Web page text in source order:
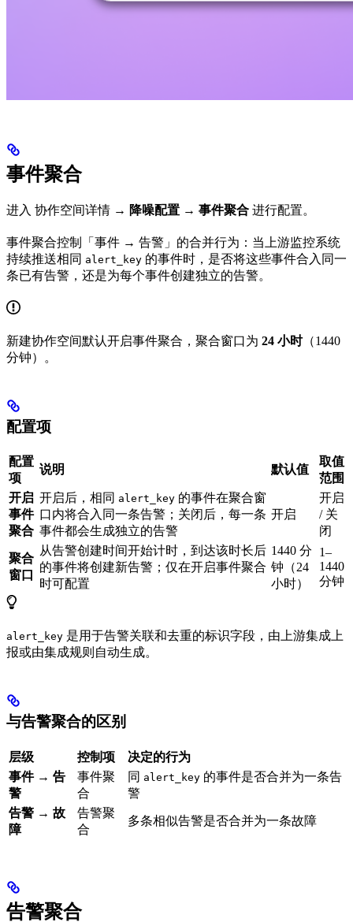
事件聚合
进入 协作空间详情 → 降噪配置 → 事件聚合 进行配置。
事件聚合控制「事件 → 告警」的合并行为：当上游监控系统
持续推送相同 alert_key 的事件时，是否将这些事件合入同一
条已有告警，还是为每个事件创建独立的告警。
新建协作空间默认开启事件聚合，聚合窗口为 24 小时（1440
分钟）。
配置项
配置
项
说明 默认值
取值
范围
开启
事件
聚合
开启后，相同 alert_key 的事件在聚合窗
口内将合入同一条告警；关闭后，每一条
事件都会生成独立的告警
开启
开启
/ 关
闭
聚合
窗口
从告警创建时间开始计时，到达该时长后
的事件将创建新告警；仅在开启事件聚合
时可配置
1440 分
钟（24
小时）
1–
1440
分钟
alert_key 是用于告警关联和去重的标识字段，由上游集成上
报或由集成规则自动生成。
与告警聚合的区别
层级 控制项
决定的行为
事件 → 告
警
事件聚
合
同 alert_key 的事件是否合并为一条告
警
告警 → 故
障
告警聚
合
多条相似告警是否合并为一条故障
告警聚合